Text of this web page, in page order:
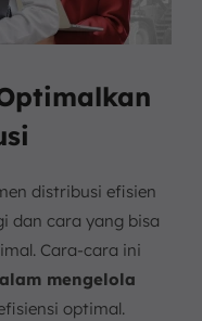
distribusi efisien
dan cara yang bisa
Cara-cara ini
mengelola
optimal.